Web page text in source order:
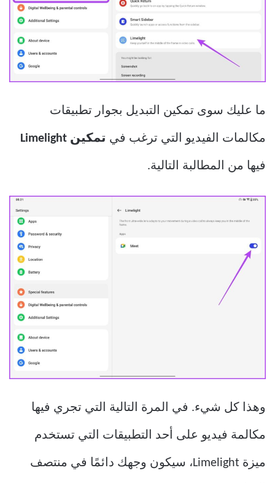
ما عليك سوى تمكين التبديل بجوار تطبيقات
مكالمات الفيديو التي ترغب في تمكين Limelight
فيها من المطالبة التالية.
وهذا كل شيء. في المرة التالية التي تجري فيها
مكالمة فيديو على أحد التطبيقات التي تستخدم
ميزة Limelight، سيكون وجهك دائمًا في منتصف